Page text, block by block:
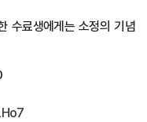
수료생에게는 소정의 기념